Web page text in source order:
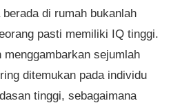
di rumah bukanlah
pasti memiliki IQ tinggi.
menggambarkan sejumlah
ditemukan pada individu
tinggi, sebagaimana